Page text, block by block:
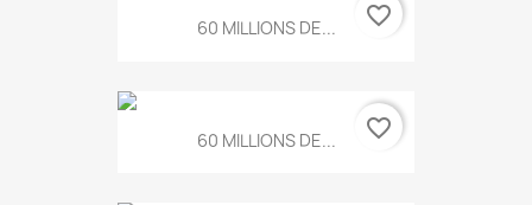
60 MILLIONS DE... favorite_border
60 MILLIONS DE... favorite_border